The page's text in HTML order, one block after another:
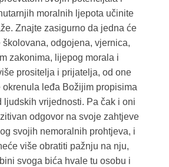
moralnih ljepota učinite
Znajte zasigurno da jedna će
odgojena, vjernica,
zakonima, lijepog morala i
prositelja i prijatelja, od one
leđa Božijim propisima
ljudskih vrijednosti. Pa čak i oni
odgovor na svoje zahtjeve
svojih nemoralnih prohtjeva, i
više obratiti pažnju na nju,
svoga bića hvale tu osobu i